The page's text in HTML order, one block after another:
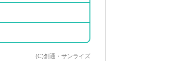
(C)創通・サンライズ